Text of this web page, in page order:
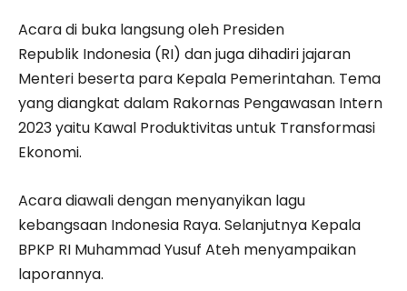
Acara di buka langsung oleh Presiden
Republik Indonesia (RI) dan juga dihadiri jajaran
Menteri beserta para Kepala Pemerintahan. Tema
yang diangkat dalam Rakornas Pengawasan Intern
2023 yaitu Kawal Produktivitas untuk Transformasi
Ekonomi.
Acara diawali dengan menyanyikan lagu
kebangsaan Indonesia Raya. Selanjutnya Kepala
BPKP RI Muhammad Yusuf Ateh menyampaikan
laporannya.